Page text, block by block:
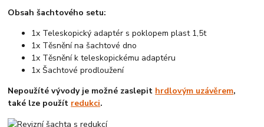
Obsah šachtového setu:
1x Teleskopický adaptér s poklopem plast 1,5t
1x Těsnění na šachtové dno
1x Těsnění k teleskopickému adaptéru
1x Šachtové prodloužení
Nepoužíté vývody je možné zaslepit hrdlovým uzávěrem,
také lze použít redukci.